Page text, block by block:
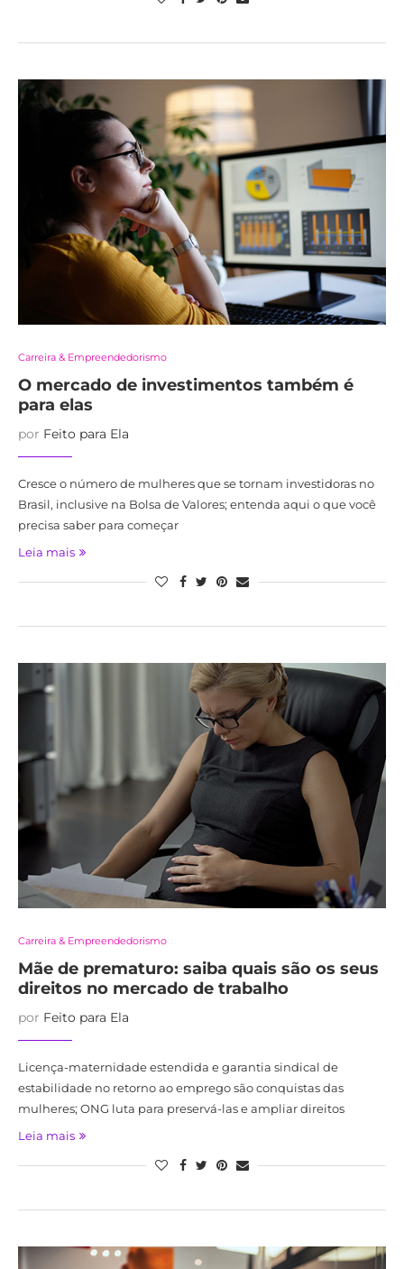
Carreira & Empreendedorismo
O mercado de investimentos também é
para elas
por Feito para Ela
Cresce o número de mulheres que se tornam investidoras no
Brasil, inclusive na Bolsa de Valores; entenda aqui o que você
precisa saber para começar
Leia mais
Carreira & Empreendedorismo
Mãe de prematuro: saiba quais são os seus
direitos no mercado de trabalho
por Feito para Ela
Licença-maternidade estendida e garantia sindical de
estabilidade no retorno ao emprego são conquistas das
mulheres; ONG luta para preservá-las e ampliar direitos
Leia mais